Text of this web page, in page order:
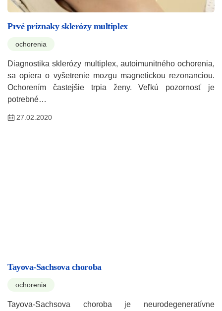
Prvé príznaky sklerózy multiplex
ochorenia
Diagnostika sklerózy multiplex, autoimunitného ochorenia,
sa opiera o vyšetrenie mozgu magnetickou rezonanciou.
Ochorením častejšie trpia ženy. Veľkú pozornosť je
potrebné…
27.02.2020
Tayova-Sachsova choroba
ochorenia
Tayova-Sachsova choroba je neurodegeneratívne